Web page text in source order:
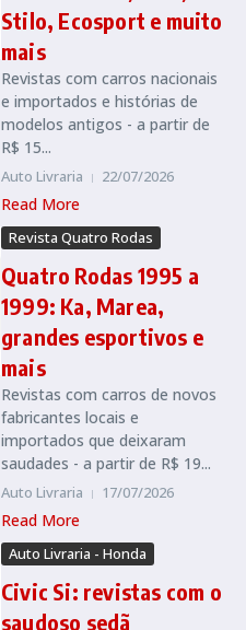
Stilo, Ecosport e muito
mais
Revistas com carros nacionais
e importados e histórias de
modelos antigos - a partir de
R$ 15...
Auto Livraria 22/07/2026
Read More
Revista Quatro Rodas
Quatro Rodas 1995 a
1999: Ka, Marea,
grandes esportivos e
mais
Revistas com carros de novos
fabricantes locais e
importados que deixaram
saudades - a partir de R$ 19...
Auto Livraria 17/07/2026
Read More
Auto Livraria - Honda
Civic Si: revistas com o
saudoso sedã